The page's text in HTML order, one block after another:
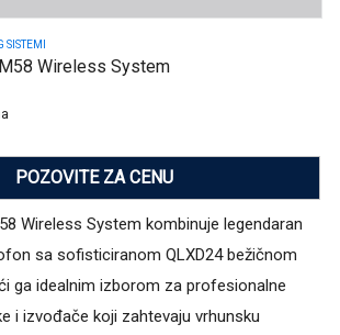
Wireless System
POZOVITE ZA CENU
Wireless System kombinuje legendaran
sa sofisticiranom QLXD24 bežičnom
ga idealnim izborom za profesionalne
i izvođače koji zahtevaju vrhunsku